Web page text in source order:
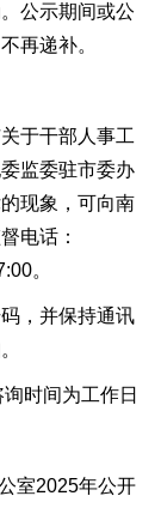
公示期间或公
再递补。
于干部人事工
监委驻市委办
现象，可向南
电话：
。
，并保持通讯
时间为工作日
室2025年公开